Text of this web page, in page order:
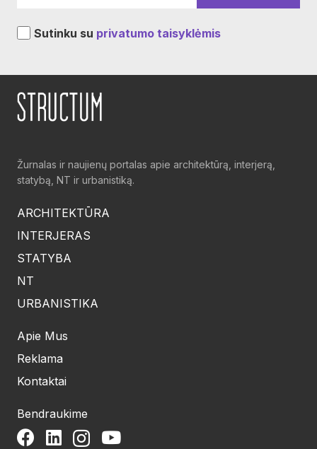
Sutinku su privatumo taisyklėmis
Žurnalas ir naujienų portalas apie architektūrą, interjerą,
statybą, NT ir urbanistiką.
ARCHITEKTŪRA
INTERJERAS
STATYBA
NT
URBANISTIKA
Apie Mus
Reklama
Kontaktai
Bendraukime